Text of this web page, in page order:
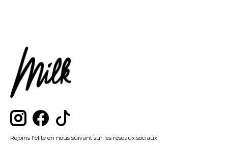
Rejoins l'élite en nous suivant sur les réseaux sociaux